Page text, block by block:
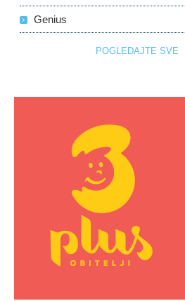
Genius
POGLEDAJTE SVE